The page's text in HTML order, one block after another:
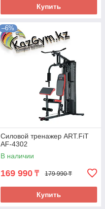
Купить
–6%
Силовой тренажер ART.FiT
AF-4302
В наличии
169 990 ₸ 179 990 ₸
Купить